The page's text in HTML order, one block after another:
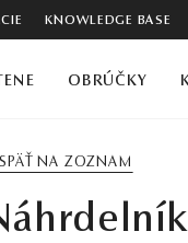
KNOWLEDGE BASE
OBRÚČKY
NA ZOZNAM